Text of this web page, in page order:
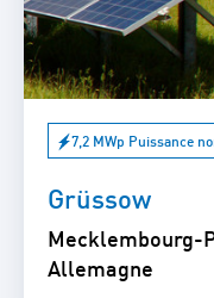
7,2 MWp Puissance
Grüssow
Mecklembourg-
Allemagne